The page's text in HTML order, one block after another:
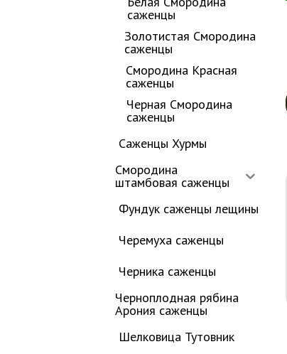
саженцы
Золотистая Смородина
саженцы
Смородина Красная
саженцы
Черная Смородина
саженцы
Саженцы Хурмы
Смородина
штамбовая саженцы
Фундук саженцы лещины
Черемуха саженцы
Черника саженцы
Черноплодная рябина
Арония саженцы
Шелковица Тутовник